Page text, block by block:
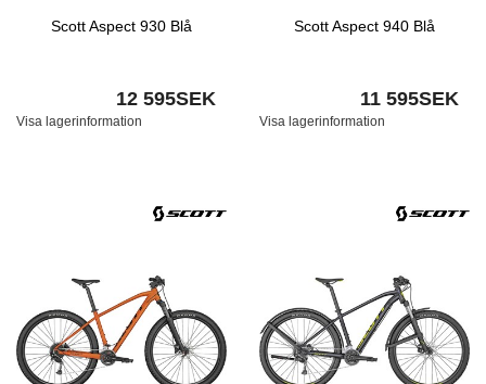
Scott Aspect 930 Blå
12 595SEK
Visa lagerinformation
Scott Aspect 940 Blå
11 595SEK
Visa lagerinformation